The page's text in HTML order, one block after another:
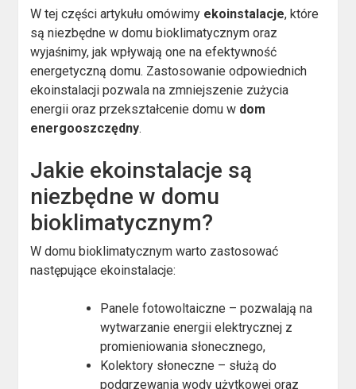
W tej części artykułu omówimy ekoinstalacje, które
są niezbędne w domu bioklimatycznym oraz
wyjaśnimy, jak wpływają one na efektywność
energetyczną domu. Zastosowanie odpowiednich
ekoinstalacji pozwala na zmniejszenie zużycia
energii oraz przekształcenie domu w dom
energooszczędny.
Jakie ekoinstalacje są
niezbędne w domu
bioklimatycznym?
W domu bioklimatycznym warto zastosować
następujące ekoinstalacje:
Panele fotowoltaiczne – pozwalają na
wytwarzanie energii elektrycznej z
promieniowania słonecznego,
Kolektory słoneczne – służą do
podgrzewania wody użytkowej oraz